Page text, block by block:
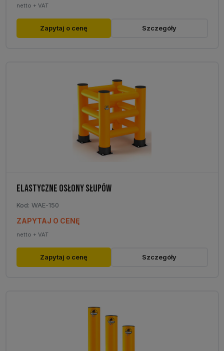
netto + VAT
Zapytaj o cenę Szczegóły
ELASTYCZNE OSŁONY SŁUPÓW
Kod: WAE-150
ZAPYTAJ O CENĘ
netto + VAT
Zapytaj o cenę Szczegóły